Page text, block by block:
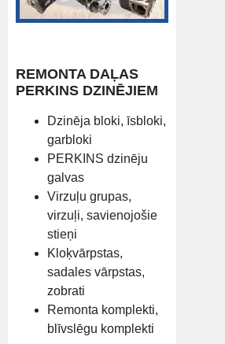
REMONTA DAĻAS
PERKINS DZINĒJIEM
Dzinēja bloki, īsbloki,
garbloki
PERKINS dzinēju
galvas
Virzuļu grupas,
virzuļi, savienojošie
stieņi
Kloķvārpstas,
sadales vārpstas,
zobrati
Remonta komplekti,
blīvslēgu komplekti